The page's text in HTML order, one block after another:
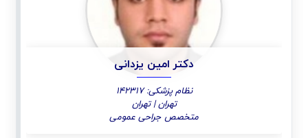
دکتر امین یزدانی
نظام پزشکی: 142317
تهران | تهران
متخصص جراحی عمومی